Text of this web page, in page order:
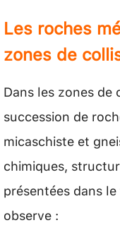
Les roches
zones de
Dans les zones
succession de
micaschiste et
chimiques,
présentées dans
observe :